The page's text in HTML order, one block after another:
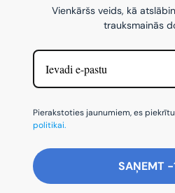
Vienkāršs veids, kā
trauksmainās
Pierakstoties jaunumiem, es
politikai.
SAŅEMT